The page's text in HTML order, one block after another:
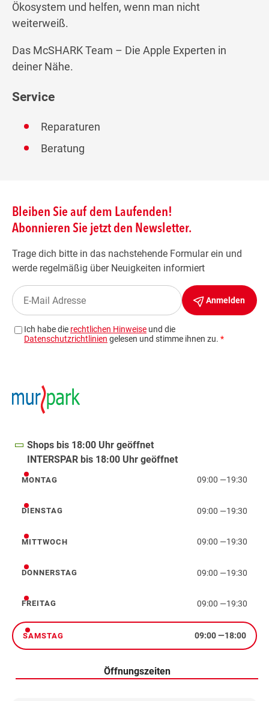
Ökosystem und helfen, wenn man nicht
weiterweiß.
Das McSHARK Team – Die Apple Experten in
deiner Nähe.
Service
Reparaturen
Beratung
Shops bis 18:00 Uhr geöffnet
INTERSPAR bis 18:00 Uhr geöffnet
Montag
MONTAG 09:00 —19:30
Dienstag
DIENSTAG 09:00 —19:30
Mittwoch
MITTWOCH 09:00 —19:30
Donnerstag
DONNERSTAG 09:00 —19:30
Freitag
FREITAG 09:00 —19:30
Samstag
SAMSTAG 09:00—18:00
Öffnungszeiten